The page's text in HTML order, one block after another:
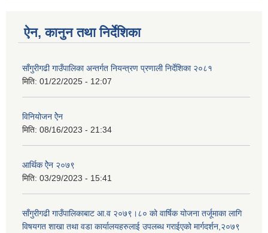
ऐन, कानुन तथा निर्देशिका
साँगुरीगढी गाउँपालिका अन्तर्गत नियन्त्रण प्रणाली निर्देशिका २०८१
मिति: 01/22/2025 - 12:07
विनियोजन ऐेन
मिति: 08/16/2023 - 21:34
आर्थिक ऐेन २०७९
मिति: 03/29/2023 - 15:41
साँगुरीगढी गाउँपालिकाबाट आ.व २०७९।८० को वार्षिक योजना तर्जूमाका लागि
विषयगत शाखा तथा वडा कार्यालयहरुलाई उपलब्ध गराईएको मार्गदर्शन,२०७९